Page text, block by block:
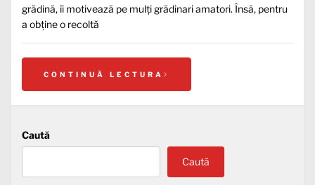
grădină, îi motivează pe mulți grădinari amatori. Însă, pentru
a obține o recoltă
CONTINUĂ LECTURA
Caută
Caută